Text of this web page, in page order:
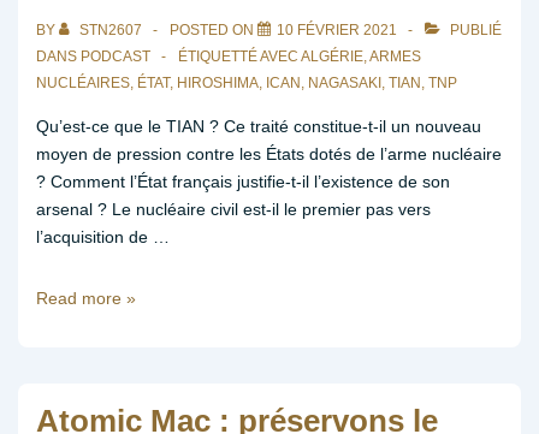
la
fin
?
»
partie
2
BY STN2607 POSTED ON 10 FÉVRIER 2021
PUBLIÉ
DANS PODCAST ÉTIQUETTÉ AVEC ALGÉRIE ARMES
NUCLÉAIRES ÉTAT, HIROSHIMA ICAN NAGASAKI TIAN TNP
Qu’est-ce que le TIAN ? Ce traité constitue-t-il un nouveau
moyen de pression contre les États dotés de l’arme nucléaire
? Comment l’État français justifie-t-il l’existence de son
arsenal ? Le nucléaire civil est-il le premier pas vers
l’acquisition de …
Podcast
le
Read more »
Atomic Mac : préservons le